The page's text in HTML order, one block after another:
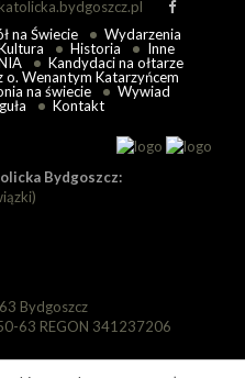
na Świecie
Wydarzenia
Historia
Inne
Kandydaci na ołtarze
o. Wenantym Katarzyńcem
na świecie
Wywiad
Kontakt
Bydgoszcz:
Bydgoszcz
63 REGON 341237206